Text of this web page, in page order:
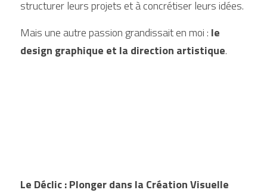
structurer leurs projets et à concrétiser leurs idées.
Mais une autre passion grandissait en moi : le
design graphique et la direction artistique.
Le Déclic : Plonger dans la Création Visuelle